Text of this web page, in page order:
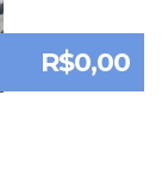
R$0,00